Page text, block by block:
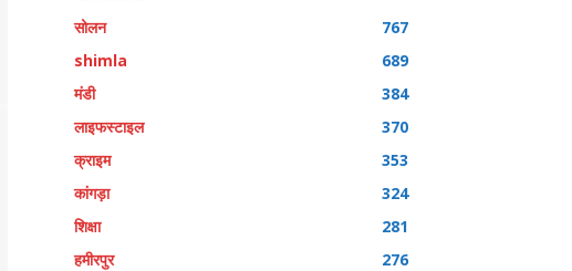
सोलन
767
shimla
689
मंडी
384
लाइफस्टाइल
370
क्राइम
353
कांगड़ा
324
शिक्षा
281
हमीरपुर
276